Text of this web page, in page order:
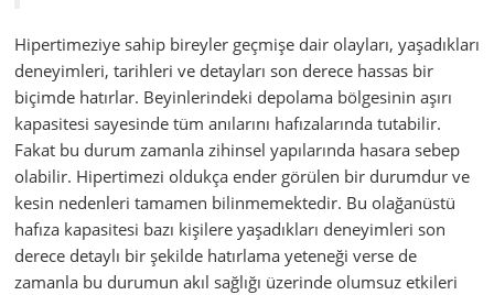
Hipertimeziye sahip bireyler geçmişe dair olayları, yaşadıkları
deneyimleri, tarihleri ve detayları son derece hassas bir
biçimde hatırlar. Beyinlerindeki depolama bölgesinin aşırı
kapasitesi sayesinde tüm anılarını hafızalarında tutabilir.
Fakat bu durum zamanla zihinsel yapılarında hasara sebep
olabilir. Hipertimezi oldukça ender görülen bir durumdur ve
kesin nedenleri tamamen bilinmemektedir. Bu olağanüstü
hafıza kapasitesi bazı kişilere yaşadıkları deneyimleri son
derece detaylı bir şekilde hatırlama yeteneği verse de
zamanla bu durumun akıl sağlığı üzerinde olumsuz etkileri